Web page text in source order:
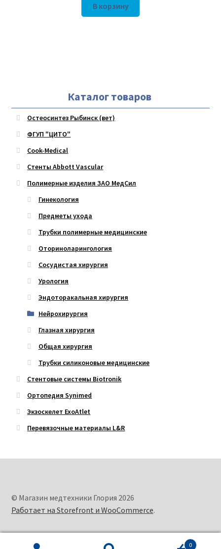
В корзину
Каталог товаров
Остеосинтез Рыбинск (вет)
ФГУП "ЦИТО"
Cook-Medical
Стенты Abbott Vascular
Полимерные изделия ЗАО МедСил
Гинекология
Предметы ухода
Трубки полимерные медицинские
Оториноларингология
Сосудистая хирургия
Урология
Эндоторакальная хирургия
Нейрохирургия
Глазная хирургия
Общая хирургия
Трубки силиконовые медицинские
Стентовые системы Biotronik
Ортопедия Synimed
Экзоскелет ExoAtlet
Перевязочные материалы L&R
© Магазин медтехники Глория 2026
Работает на Storefront и WooCommerce.
0